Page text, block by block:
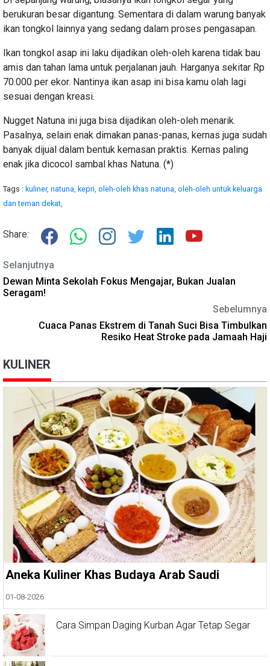
berukuran besar digantung. Sementara di dalam warung banyak
ikan tongkol lainnya yang sedang dalam proses pengasapan.
Ikan tongkol asap ini laku dijadikan oleh-oleh karena tidak bau
amis dan tahan lama untuk perjalanan jauh. Harganya sekitar Rp
70.000 per ekor. Nantinya ikan asap ini bisa kamu olah lagi
sesuai dengan kreasi.
Nugget Natuna ini juga bisa dijadikan oleh-oleh menarik.
Pasalnya, selain enak dimakan panas-panas, kernas juga sudah
banyak dijual dalam bentuk kemasan praktis. Kernas paling
enak jika dicocol sambal khas Natuna. (*)
Tags : kuliner, natuna, kepri, oleh-oleh khas natuna, oleh-oleh untuk keluarga
dan teman dekat,
Share:
Selanjutnya
Dewan Minta Sekolah Fokus Mengajar, Bukan Jualan
Seragam!
Sebelumnya
Cuaca Panas Ekstrem di Tanah Suci Bisa Timbulkan
Resiko Heat Stroke pada Jamaah Haji
KULINER
Aneka Kuliner Khas Budaya Arab Saudi
01-08-2026
Cara Simpan Daging Kurban Agar Tetap Segar